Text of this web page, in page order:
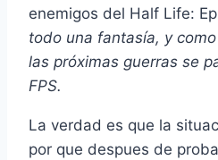
enemigos del Half Life:
todo una fantasí­a, y
las próximas guerras se
FPS.
La verdad es que la
por que despues de